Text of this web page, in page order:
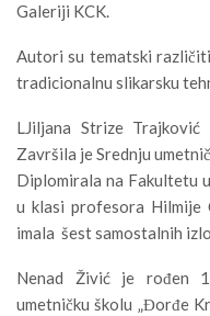
Galeriji KCK.
Autori su tematski
tradicionalnu slikarsku
LJiljana Strize
Završila je Srednju
Diplomirala na Fakultetu
u klasi profesora Hilmije
imala šest samostalnih
Nenad Živić je rođen
umetničku školu „Đorđe